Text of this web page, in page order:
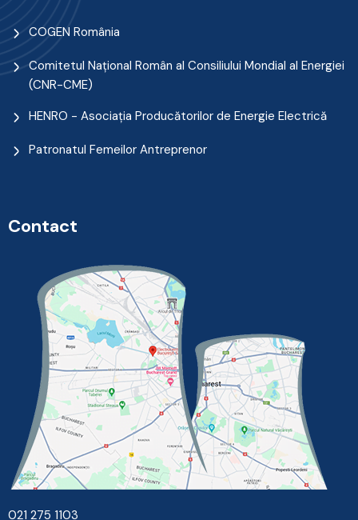
COGEN România
Comitetul Naţional Român al Consiliului Mondial al Energiei
(CNR-CME)
HENRO - Asociația Producătorilor de Energie Electrică
Patronatul Femeilor Antreprenor
Contact
021 275 1103